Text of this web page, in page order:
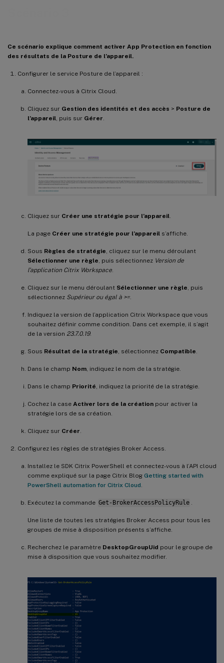
Ce scénario explique comment activer App Protection en fonction
des résultats de la Posture de l’appareil.
Configurer le service Posture de l’appareil :
Connectez-vous à Citrix Cloud.
Cliquez sur Gestion des identités et des accès > Posture de
l’appareil , puis sur Gérer
Cliquez sur Créer une stratégie pour l’appareil.
La page Créer une stratégie pour l’appareil s’affiche.
Sous Règles de stratégie, cliquez sur le menu déroulant
Sélectionner une règle, puis sélectionnez Version de
l’application Citrix Workspace.
Cliquez sur le menu déroulant Sélectionner une règle, puis
sélectionnez Supérieur ou égal à >=.
Indiquez la version de l’application Citrix Workspace que vous
souhaitez définir comme condition. Dans cet exemple, il s’agit
de la version 23.7.0.19.
Sous Résultat de la stratégie, sélectionnez Compatible.
Dans le champ Nom, indiquez le nom de la stratégie.
Dans le champ Priorité, indiquez la priorité de la stratégie.
Cochez la case Activer lors de la création pour activer la
stratégie lors de sa création.
Cliquez sur Créer.
Configurez les règles de stratégies Broker Access.
Installez le SDK Citrix PowerShell et connectez-vous à l’API cloud
comme expliqué sur la page Citrix Blog Getting started with
PowerShell automation for Citrix Cloud.
Exécutez la commande Get-BrokerAccessPolicyRule .
Une liste de toutes les stratégies Broker Access pour tous les
groupes de mise à disposition présents s’affiche.
Recherchez le paramètre DesktopGroupUid pour le groupe de
mise à disposition que vous souhaitez modifier.